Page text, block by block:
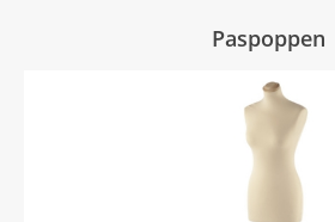
Paspoppen